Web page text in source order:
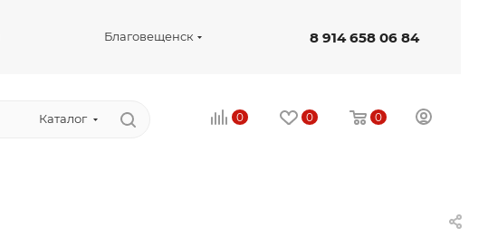
Благовещенск 8 914 658 06 84
Каталог 0 0 0